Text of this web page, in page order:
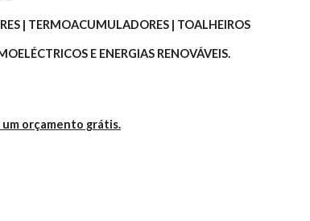
| TERMOACUMULADORES | TOALHEIROS
E ENERGIAS RENOVÁVEIS.
um orçamento grátis.